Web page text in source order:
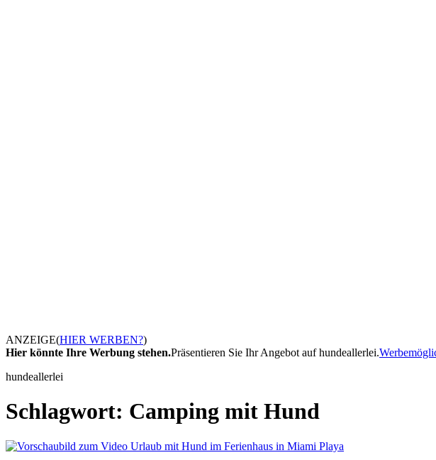
ANZEIGE(HIER WERBEN?)
Hier könnte Ihre Werbung stehen.Präsentieren Sie Ihr Angebot auf hundeallerlei.
hundeallerlei
Schlagwort: Camping mit Hund